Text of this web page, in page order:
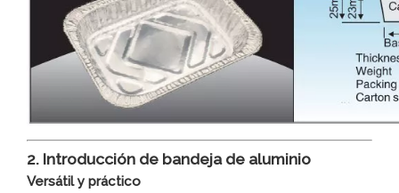
2. Introducción de bandeja de aluminio
Versátil y práctico